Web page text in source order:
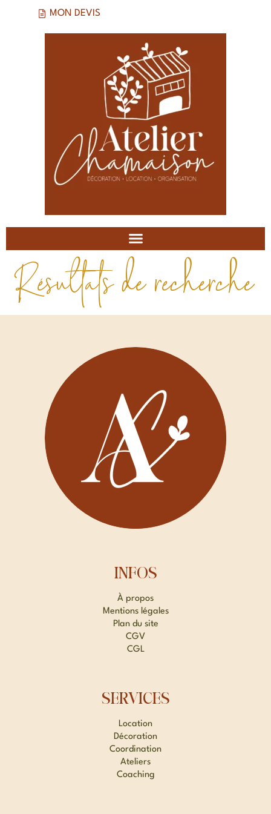
MON DEVIS
Résultats de recherche
INFOS
À propos
Mentions légales
Plan du site
CGV
CGL
SERVICES
Location
Décoration
Coordination
Ateliers
Coaching